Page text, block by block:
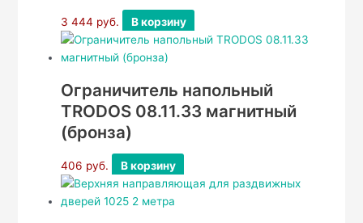
3 444 руб. В корзину
Ограничитель напольный
TRODOS 08.11.33 магнитный
(бронза)
406 руб. В корзину